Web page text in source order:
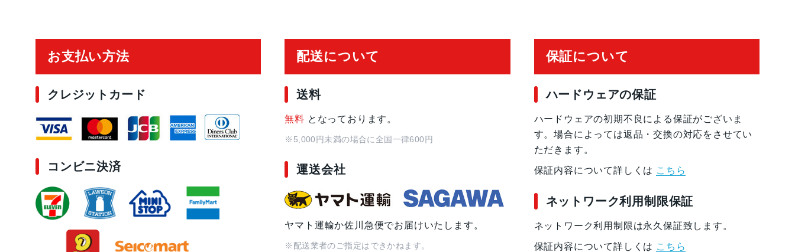
ディスプレイ LTPO OLED常時表示Retina デ ィ ス プ レ イ
本体サイズ
44mm（GPSモデル）：32.9g
（GPS + Cellularモデル）：26.4g
ケースカラー
アルミニウムケース
お支払い方法
クレジットカード
コンビニ決済
配送について
送料
無料 となっております。
※5,000円未満の場合に全国一律600円
運送会社
ヤマト運輸か佐川急便でお届けいたします。
※配送業者のご指定はできかねます。
保証について
ハードウェアの保証
ハードウェアの初期不良による保証がございま
す。場合によっては返品・交換の対応をさせてい
ただきます。
保証内容について詳しくは こちら
ネットワーク利用制限保証
ネットワーク利用制限は永久保証致します。
保証内容について詳しくは こちら